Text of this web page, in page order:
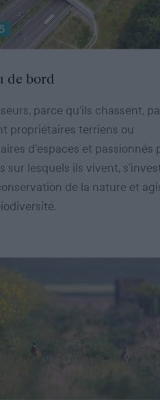
de bord
parce qu’ils chassent,
propriétaires terriens ou
d’espaces et passionnés
sur lesquels ils vivent,
de la nature et